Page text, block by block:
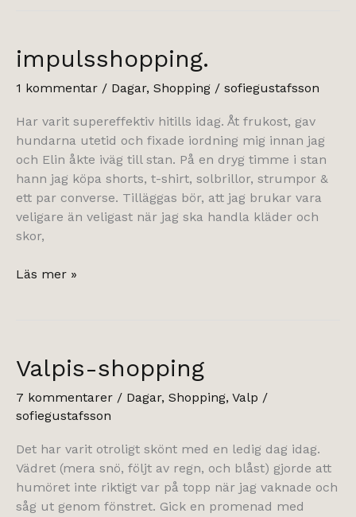
impulsshopping.
1 kommentar / Dagar, Shopping / sofiegustafsson
Har varit supereffektiv hitills idag. Åt frukost, gav
hundarna utetid och fixade iordning mig innan jag
och Elin åkte iväg till stan. På en dryg timme i stan
hann jag köpa shorts, t-shirt, solbrillor, strumpor &
ett par converse. Tilläggas bör, att jag brukar vara
veligare än veligast när jag ska handla kläder och
skor,
impulsshopping.
Läs mer »
Valpis-shopping
7 kommentarer / Dagar, Shopping, Valp /
sofiegustafsson
Det har varit otroligt skönt med en ledig dag idag.
Vädret (mera snö, följt av regn, och blåst) gjorde att
humöret inte riktigt var på topp när jag vaknade och
såg ut genom fönstret. Gick en promenad med